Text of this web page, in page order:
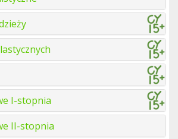
I-stopnia
II-stopnia